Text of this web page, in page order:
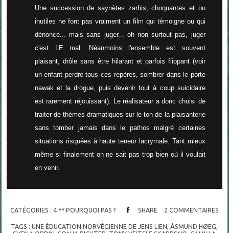
Une succession de saynètes zarbis, choquantes et ou
inutiles ne font pas vraiment un film qui témoigne ou qui
dénonce... mais sans juger... oh non surtout pas, juger
c'est LE mal. Néanmoins l'ensemble est souvent
plaisant, drôle sans être hilarant et parfois flippant (voir
un enfant perdre tous ces repères, sombrer dans le porte
nawak et la drogue, puis devenir tout à coup suicidaire
est rarement réjouissant). Le réalisateur a donc choisi de
traiter de thèmes dramatiques sur le ton de la plaisanterie
sans tomber jamais dans le pathos malgré certaines
situations risquées à haute teneur lacrymale. Tant mieux
même si finalement on ne sait pas trop bien où il voulait
en venir.
CATÉGORIES : 4 ** POURQUOI PAS ? SHARE 2 COMMENTAIRES
TAGS :UNE ÉDUCATION NORVÉGIENNE DE JENS LIEN,ÅSMUND HØEG,